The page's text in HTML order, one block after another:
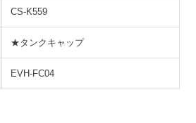
CS-K559
★タンクキャップ
EVH-FC04